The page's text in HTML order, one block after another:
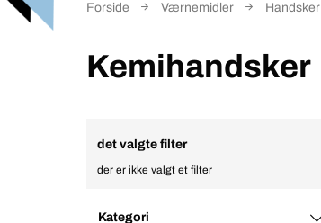
Forside Værnemidler Handsker
Kemihandsker
det valgte filter
der er ikke valgt et filter
Kategori